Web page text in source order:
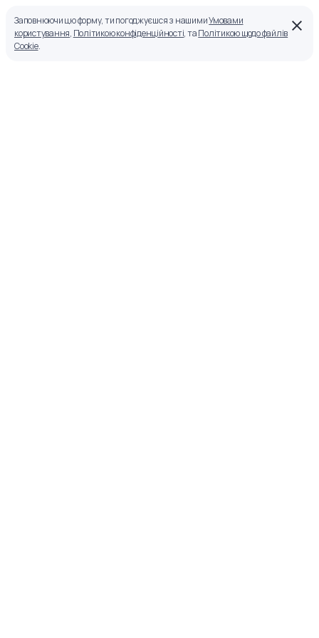
Заповнюючи цю форму, ти погоджуєшся з нашимиУмовами
користування, Політикою конфіденційності, таПолітикою щодо файлів
Cookie.